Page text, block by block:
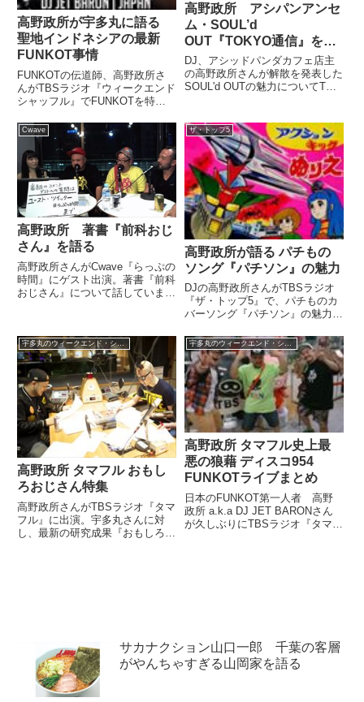
高野政所が宇多丸に語る
聖地インドネシアの最新
FUNKOT事情
FUNKOTの伝道師、高野政所さ
んがTBSラジオ『ウィークエンド
シャッフル』でFUNKOTを特
ューした体験と、そこから感じた
ことを語っていました。Move
your body with Japanesse Be...
高野政所 アシパンアンセ
ム・SOUL’d
OUT『TOKYO通信』を語
る
DJ、アシッドパンダカフェ店主
の高野政所さんが解散を発表した
SOUL'd OUTの魅力についてTBS
也）今日の2曲目、行きたいと思
いますが。本日、解散することを
発表しましたSOUL'...
Cwave
高野政所 著書『前科おじ
さん』を語る
高野政所さんがCwave『らっぷの
時間』にゲスト出演。著書『前科
おじさん』について話していまし
で。（高野政所）まあ、聞いてい
ただいた方、いままでちょ...
ザ・トップ5
高野政所が語る パチもの
ソング『パチソン』の魅力
DJの高野政所さんがTBSラジオ
『ザ・トップ5』で、パチものカ
バーソング『パチソン』の魅力に
所）それで第二位。（杉山真也）
カバーソング。パチものソング？
（高野政所）カバーソング、僕基
本的に好きなんですけど。いわ...
高野政所 タマフル おもし
ろおじさん特集
高野政所さんがTBSラジオ『タマ
フル』に出演。宇多丸さんに対
し、最新の研究成果『おもしろお
高野政所 タマフル史上最
悪の狼藉 ディスコ954
FUNKOTライブまとめ
日本のFUNKOT第一人者 高野
政所 a.k.a DJ JET BARONさん
が久しぶりにTBSラジオ『タマフ
サカナクション山口一郎 千葉の客層
がやんちゃすぎる山岡家を語る